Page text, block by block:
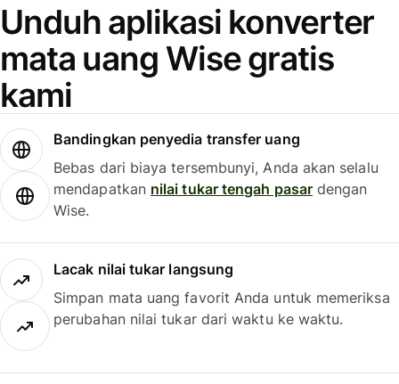
Unduh aplikasi konverter
mata uang Wise gratis
kami
Bandingkan penyedia transfer uang
Bebas dari biaya tersembunyi, Anda akan selalu
mendapatkan nilai tukar tengah pasardengan
Wise.
Lacak nilai tukar langsung
Simpan mata uang favorit Anda untuk memeriksa
perubahan nilai tukar dari waktu ke waktu.